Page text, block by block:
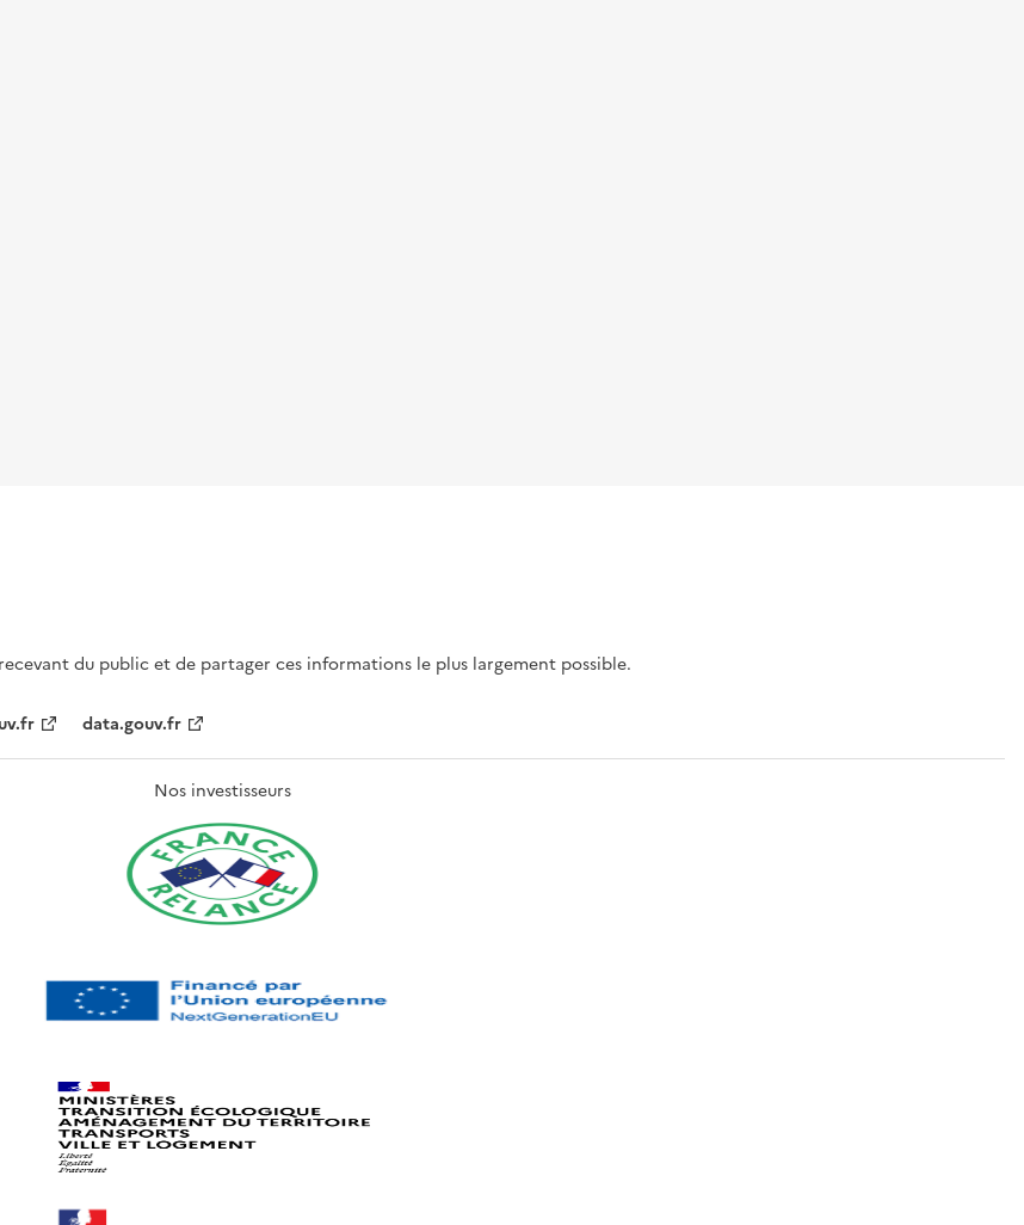
du public et de partager ces informations le plus largement possible.
data.gouv.fr
Nos investisseurs